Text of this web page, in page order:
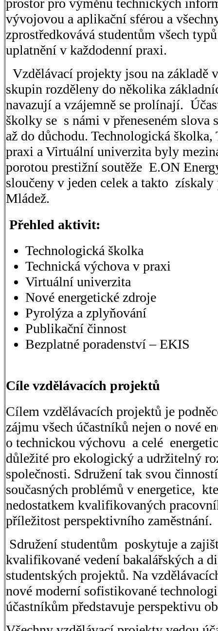
prostor pro výměnu technických
vývojovou a aplikační sférou a
zprostředkovává studentům všech
uplatnění v každodenní praxi.
Vzdělávací projekty jsou na základě
skupin rozděleny do několika
navazují a vzájemně se prolínají.
školky se s námi v přeneseném slova
až do důchodu. Technologická
praxi a Virtuální univerzita byly
porotou prestižní soutěže E.ON
sloučeny v jeden celek a takto
Mládež.
Přehled aktivit:
Technologická školka
Technická výchova v praxi
Virtuální univerzita
Nové energetické zdroje
Pyrolýza a zplyňování
Publikační činnost
Bezplatné poradenství – EKIS
Cíle vzdělávacích projektů
Cílem vzdělávacích projektů je
zájmu všech účastníků nejen o nové
o technickou výchovu a celé
důležité pro ekologický a udržitelný
společnosti. Sdružení tak svou
současných problémů v energetice,
nedostatkem kvalifikovaných
příležitost perspektivního zaměstnání.
Sdružení studentům poskytuje a
kvalifikované vedení bakalářských a
studentských projektů. Na
nové moderní sofistikované
účastníkům představuje perspektivu